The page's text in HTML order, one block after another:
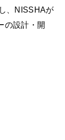
、NISSHAが
の設計・開